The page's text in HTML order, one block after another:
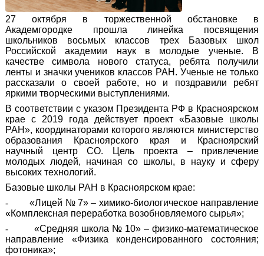
27 октября в торжественной обстановке в
Академгородке прошла линейка посвящения
школьников восьмых классов трех Базовых школ
Российской академии наук в молодые ученые. В
качестве символа нового статуса, ребята получили
ленты и значки учеников классов РАН. Ученые не только
рассказали о своей работе, но и поздравили ребят
яркими творческими выступлениями.
В соответствии с указом Президента РФ в Красноярском
крае с 2019 года действует проект «Базовые школы
РАН», координаторами которого являются министерство
образования Красноярского края и Красноярский
научный центр СО. Цель проекта – привлечение
молодых людей, начиная со школы, в науку и сферу
высоких технологий.
Базовые школы РАН в Красноярском крае:
-
«Лицей № 7» – химико-биологическое направление
«Комплексная переработка возобновляемого сырья»;
-
«Средняя школа № 10» – физико-математическое
направление «Физика конденсированного состояния;
фотоника»;